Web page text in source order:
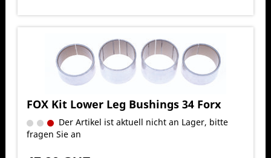
FOX Kit Lower Leg Bushings 34 Forx
Der Artikel ist aktuell nicht an Lager, bitte
fragen Sie an